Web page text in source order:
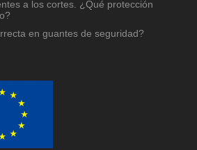
a los cortes. ¿Qué protección
en guantes de seguridad?